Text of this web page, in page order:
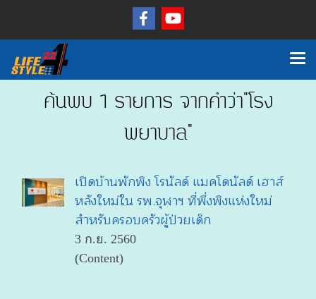
ค้นพบ 1 รายการ จากคำว่า"โรง
พยาบาล"
เปิดบ้านพักพิง โรนัลด์ แมคโดนัลด์ เฮาส์
หลังใหม่ใน รพ.จุฬาฯ ที่พึ่งพิงแห่งใหม่
สำหรับครอบครัวผู้ป่วยเด็ก
3 ก.ย. 2560
(Content)